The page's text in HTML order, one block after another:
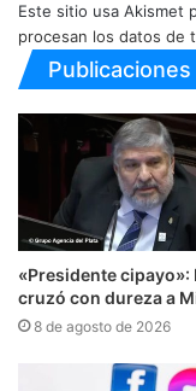
Este sitio usa Akismet
procesan los datos de
«Presidente cipayo»:
cruzó con dureza a
8 de agosto de 2026